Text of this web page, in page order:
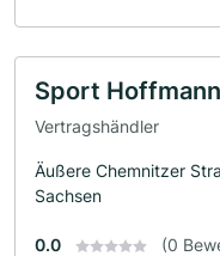
Sport Hoffmann
Vertragshändler
Äußere Chemnitzer
Sachsen
0.0 (0